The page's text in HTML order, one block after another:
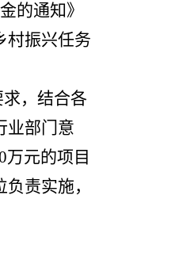
的通知》
村振兴任务
，结合各
业部门意
元的项目
责实施，